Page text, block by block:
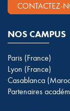
CONTACTEZ-
NOS CAMPUS
Paris (France)
Lyon (France)
Casablanca
Partenaires